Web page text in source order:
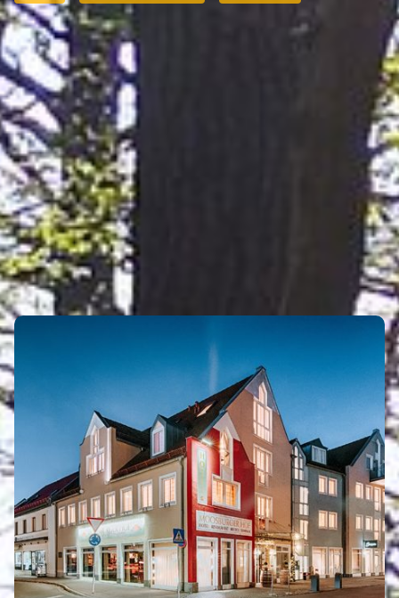
Eigenen Eintrag kostenlos erstellen >
ÜBERNACHTEN
Eigenen Eintrag kostenlos erstellen >